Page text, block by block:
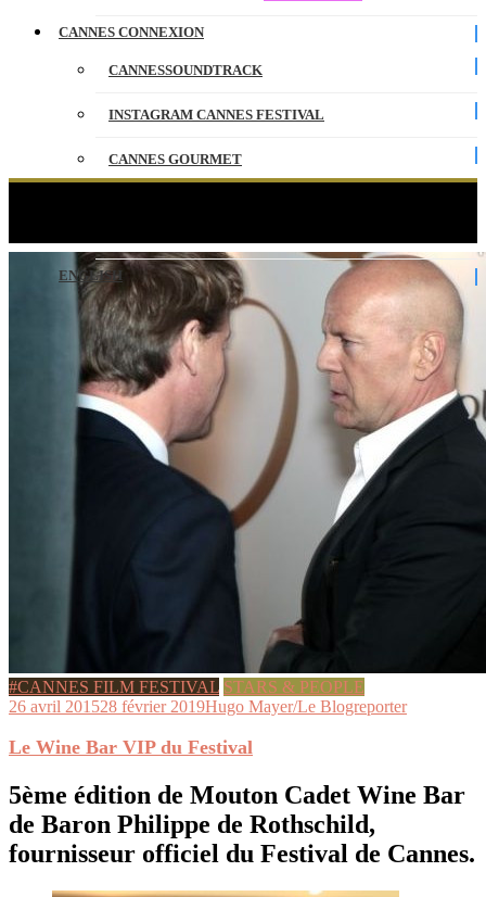
CANNES CONNEXION
CANNESSOUNDTRACK
INSTAGRAM CANNES FESTIVAL
CANNES GOURMET
ENGLISH
#CANNES FILM FESTIVAL STARS & PEOPLE
26 avril 201528 février 2019Hugo Mayer/Le Blogreporter
Le Wine Bar VIP du Festival
5ème édition de Mouton Cadet Wine Bar
de Baron Philippe de Rothschild,
fournisseur officiel du Festival de Cannes.